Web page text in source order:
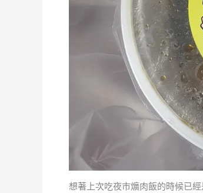
想著上次吃夜市爌肉飯的時候已